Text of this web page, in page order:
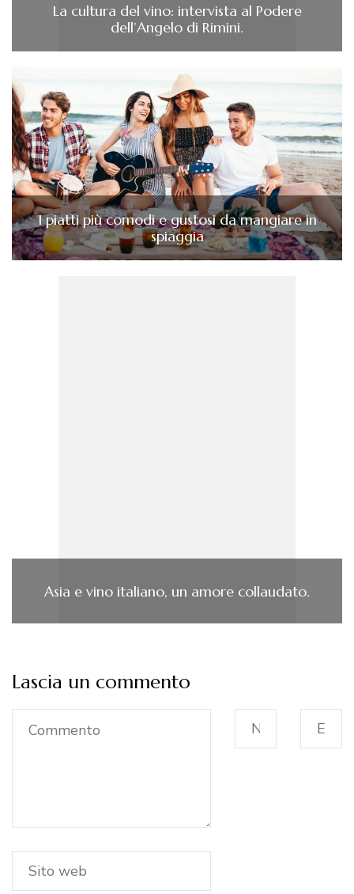
La cultura del vino: intervista al Podere
dell’Angelo di Rimini.
I piatti più comodi e gustosi da mangiare in
spiaggia
Asia e vino italiano, un amore collaudato.
Lascia un commento